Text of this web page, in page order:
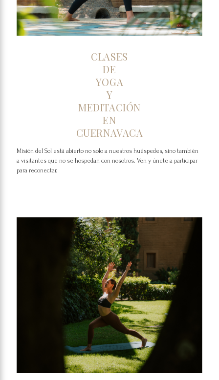
CLASES
DE
YOGA
Y
MEDITACIÓN
EN
CUERNAVACA
Misión del Sol está abierto no solo a nuestros huéspedes, sino también
a visitantes que no se hospedan con nosotros. Ven y únete a participar
para reconectar.